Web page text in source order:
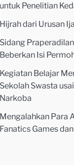
Penelitian
Hijrah dari Urusan
Isi
Belajar
Sekolah Swasta
Narkoba
Mengalahkan Para
Fanatics Games